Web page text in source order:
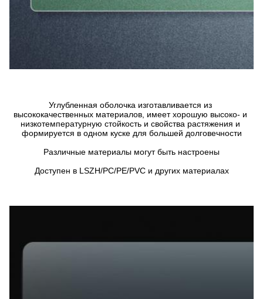
Углубленная оболочка изготавливается из
высококачественных материалов, имеет хорошую высоко- и
низкотемпературную стойкость и свойства растяжения и
формируется в одном куске для большей долговечности
Различные материалы могут быть настроены
Доступен в LSZH/PC/PE/PVC и других материалах